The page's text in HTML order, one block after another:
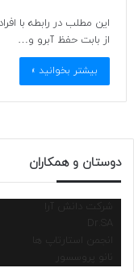
این مطلب در رابطه با
از بابت حفظ آبرو و…
بیشتر بخوانید »
دوستان و همکاران
شرکت دانش آرا
انجمن استارتاپ ها
نانو پروسسور